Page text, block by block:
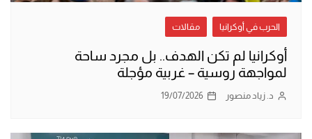
الحرب في أوكرانيا مقالات
أوكرانيا لم تكن الهدف.. بل مجرد ساحة
لمواجهة روسية – غربية مؤجلة
د. زياد منصور 19/07/2026